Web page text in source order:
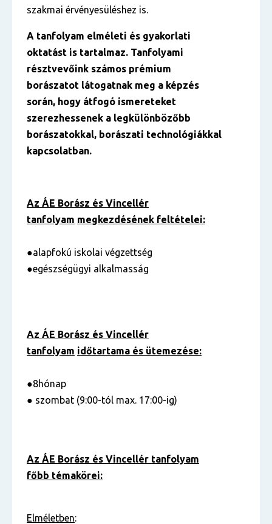
szakmai érvényesüléshez is.
A tanfolyam elméleti és gyakorlati
oktatást is tartalmaz. Tanfolyami
résztvevőink számos prémium
borászatot látogatnak meg a képzés
során, hogy átfogó ismereteket
szerezhessenek a legkülönbözőbb
borászatokkal, borászati technológiákkal
kapcsolatban.
Az ÁE Borász és Vincellér
tanfolyam megkezdésének feltételei:
●alapfokú iskolai végzettség
●egészségügyi alkalmasság
Az ÁE Borász és Vincellér
tanfolyam időtartama és ütemezése:
●8hónap
● szombat (9:00-tól max. 17:00-ig)
Az ÁE Borász és Vincellér tanfolyam
főbb témakörei:
Elméletben: